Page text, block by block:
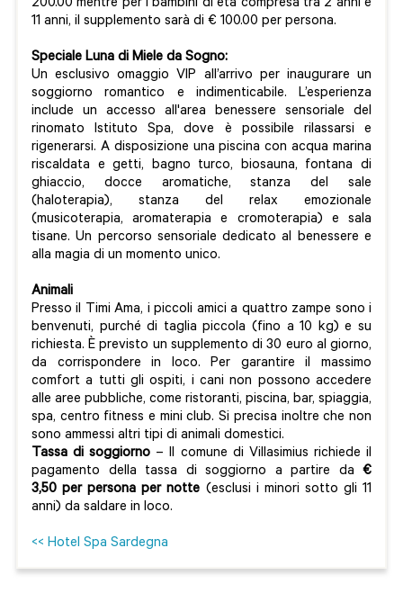
200.00 mentre per i bambini di età compresa tra 2 anni e
11 anni, il supplemento sarà di € 100.00 per persona.
Speciale Luna di Miele da Sogno:
Un esclusivo omaggio VIP all’arrivo per inaugurare un
soggiorno romantico e indimenticabile. L’esperienza
include un accesso all'area benessere sensoriale del
rinomato Istituto Spa, dove è possibile rilassarsi e
rigenerarsi. A disposizione una piscina con acqua marina
riscaldata e getti, bagno turco, biosauna, fontana di
ghiaccio, docce aromatiche, stanza del sale
(haloterapia), stanza del relax emozionale
(musicoterapia, aromaterapia e cromoterapia) e sala
tisane. Un percorso sensoriale dedicato al benessere e
alla magia di un momento unico.
Animali
Presso il Timi Ama, i piccoli amici a quattro zampe sono i
benvenuti, purché di taglia piccola (fino a 10 kg) e su
richiesta. È previsto un supplemento di 30 euro al giorno,
da corrispondere in loco. Per garantire il massimo
comfort a tutti gli ospiti, i cani non possono accedere
alle aree pubbliche, come ristoranti, piscina, bar, spiaggia,
spa, centro fitness e mini club. Si precisa inoltre che non
sono ammessi altri tipi di animali domestici.
Tassa di soggiorno – Il comune di Villasimius richiede il
pagamento della tassa di soggiorno a partire da €
3,50 per persona per notte (esclusi i minori sotto gli 11
anni) da saldare in loco.
<< Hotel Spa Sardegna